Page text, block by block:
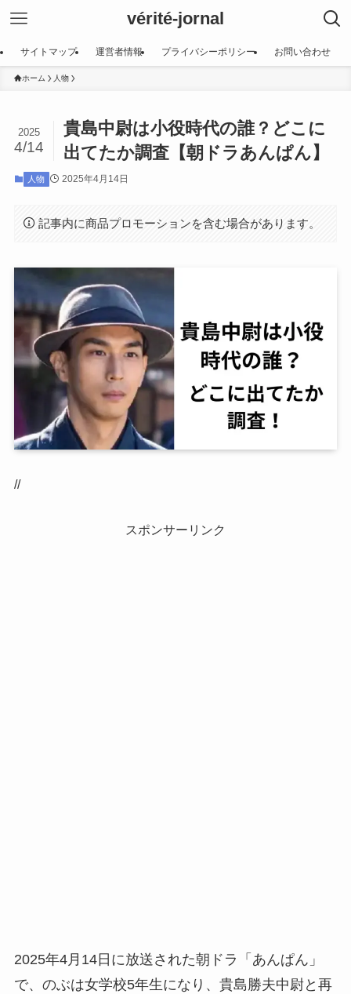
vérité-jornal
サイトマップ 運営者情報 プライバシーポリシー お問い合わせ
ホーム 人物
貴島中尉は小役時代の誰？どこに
出てたか調査【朝ドラあんぱん】
2025
4/14
人物 2025年4月14日
記事内に商品プロモーションを含む場合があります。
//
スポンサーリンク
2025年4月14日に放送された朝ドラ「あんぱん」
で、のぶは女学校5年生になり、貴島勝夫中尉と再